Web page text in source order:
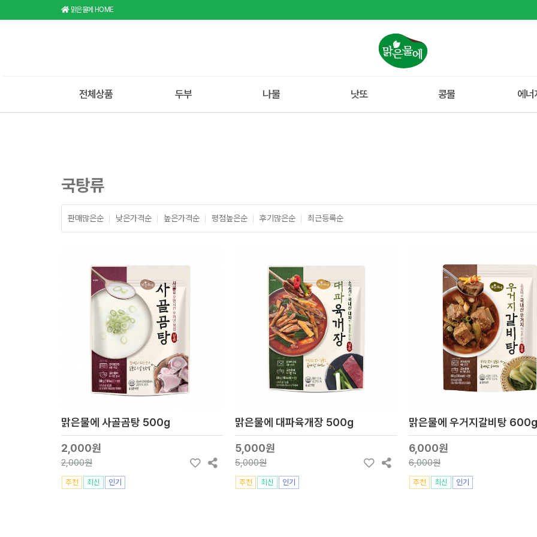
맑은물에 HOME
전체상품 두부 나물 낫또 콩물 에너
국탕류
판매많은순 낮은가격순 높은가격순 평점높은순 후기많은순 최근등록순
맑은물에 사골곰탕 500g
2,000원
2,000원
추천 최신 인기
맑은물에 대파육개장 500g
5,000원
5,000원
추천 최신 인기
맑은물에 우거지갈비탕 600g
6,000원
6,000원
추천 최신 인기